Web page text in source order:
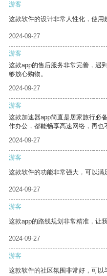
游客
这款软件的设计非常人性化，使用
2024-09-27
游客
这款app的售后服务非常完善，遇
够放心购物。
2024-09-27
游客
这款加速器app简直是居家旅行必
作办公，都能畅享高速网络，再也
2024-09-27
游客
这款软件的功能非常强大，可以满
2024-09-27
游客
这款app的路线规划非常精准，让
2024-09-27
游客
这款软件的社区氛围非常好，可以